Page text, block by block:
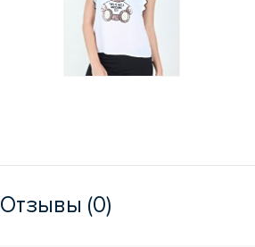
Отзывы (0)